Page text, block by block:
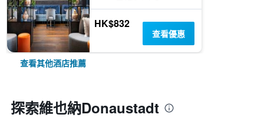
HK$832
查看優惠
查看其他酒店推薦
探索維也納Donaustadt